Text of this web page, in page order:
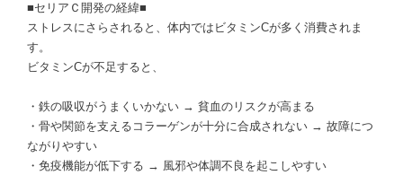
■セリアＣ開発の経緯■
ストレスにさらされると、体内ではビタミンCが多く消費されま
す。
ビタミンCが不足すると、
・鉄の吸収がうまくいかない → 貧血のリスクが高まる
・骨や関節を支えるコラーゲンが十分に合成されない → 故障につ
ながりやすい
・免疫機能が低下する → 風邪や体調不良を起こしやすい